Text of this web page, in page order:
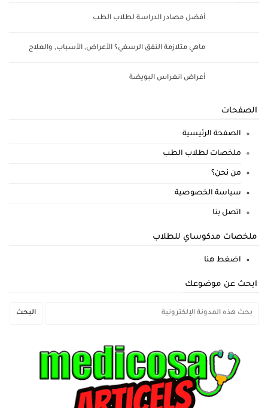
أفضل مصادر الدراسة لطلاب الطب
ماهي متلازمة النفق الرسغي؟ الأعراض, الأسباب, والعلاج
أعراض انغراس البويضة
الصفحات
الصفحة الرئيسية
ملخصات لطلاب الطب
من نحن؟
سياسة الخصوصية
اتصل بنا
ملخصات مدكوساي للطلاب
اضغط هنا
ابحث عن موضوعك